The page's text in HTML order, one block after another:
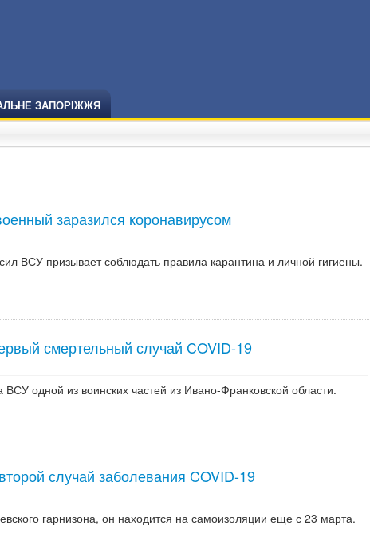
ЗАПОРІЖЖЯ
заразился коронавирусом
ВСУ призывает соблюдать правила карантина и личной гигиены.
смертельный случай COVID-19
одной из воинских частей из Ивано-Франковской области.
случай заболевания COVID-19
гарнизона, он находится на самоизоляции еще с 23 марта.